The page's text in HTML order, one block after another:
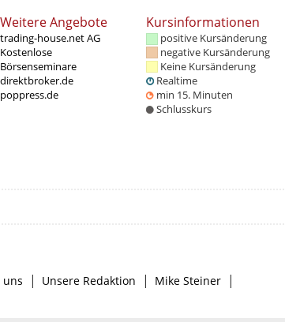
Weitere Angebote
trading-house.net AG
Kostenlose
Börsenseminare
direktbroker.de
poppress.de
Kursinformationen
positive Kursänderung
negative Kursänderung
Keine Kursänderung
Realtime
min 15. Minuten
Schlusskurs
uns | Unsere Redaktion | Mike Steiner |